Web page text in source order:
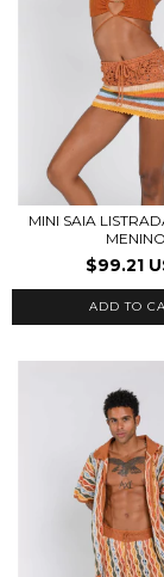
MINI SAIA
MENINO
$99.21
ADD TO